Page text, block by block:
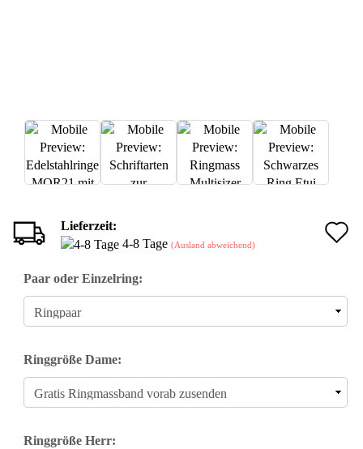
Lieferzeit:
4-8 Tage (Ausland abweichend)
Paar oder Einzelring:
Ringgröße Dame:
Ringgröße Herr: